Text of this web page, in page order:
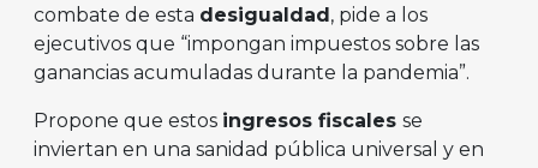
combate de esta desigualdad , pide a los
ejecutivos que “impongan impuestos sobre las
ganancias acumuladas durante la pandemia”.
Propone que estos ingresos fiscales se
inviertan en una sanidad pública universal y en